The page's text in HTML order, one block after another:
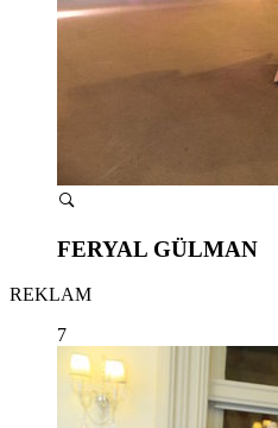
FERYAL GÜLMAN
REKLAM
7